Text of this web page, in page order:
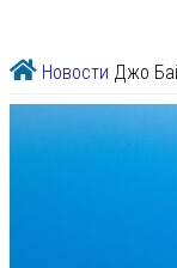
Новости Джо